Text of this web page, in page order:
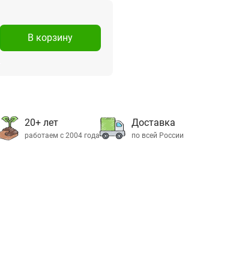
В корзину
20+ лет
работаем с 2004 года
Доставка
по всей России